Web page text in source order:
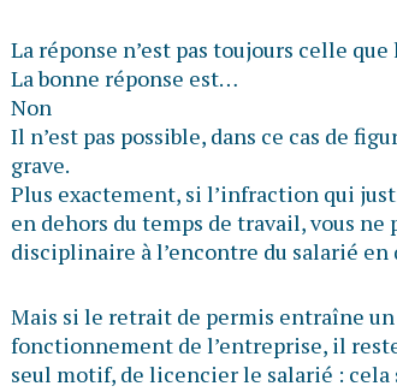
La réponse n’est pas toujours celle
La bonne réponse est…
Non
Il n’est pas possible, dans ce cas de
grave.
Plus exactement, si l’infraction qui
en dehors du temps de travail, vous
disciplinaire à l’encontre du salarié en
Mais si le retrait de permis entraîne
fonctionnement de l’entreprise, il
seul motif, de licencier le salarié :